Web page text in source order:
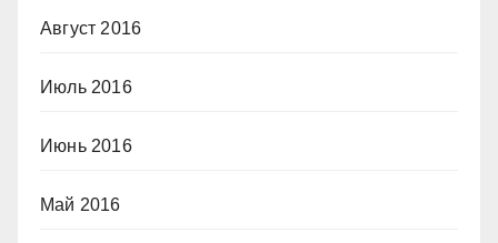
Август 2016
Июль 2016
Июнь 2016
Май 2016